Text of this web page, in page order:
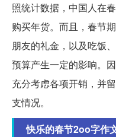
照统计数据，中国人在
购买年货。而且，春节
朋友的礼金，以及吃饭
预算产生一定的影响。
充分考虑各项开销，并
支情况。
快乐的春节2oo字作